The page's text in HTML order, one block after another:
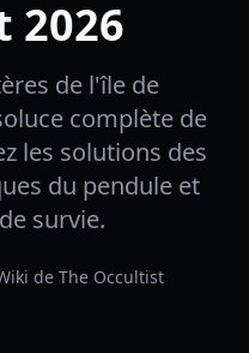
2026
de l'île de
complète de
les solutions des
du pendule et
survie.
de The Occultist